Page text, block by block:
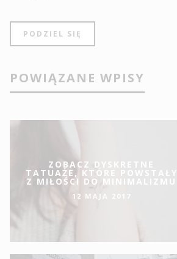
PODZIEL SIĘ
POWIĄZANE WPISY
ZOBACZ DYSKRETNE
TATUAŻE, KTÓRE POWSTAŁY
Z MIŁOŚCI DO MINIMALIZMU
12 MAJA 2017